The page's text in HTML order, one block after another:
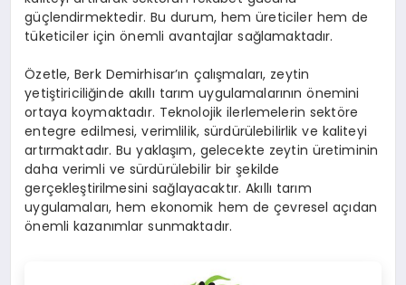
güçlendirmektedir. Bu durum, hem üreticiler hem de
tüketiciler için önemli avantajlar sağlamaktadır.
Özetle, Berk Demirhisar’ın çalışmaları, zeytin
yetiştiriciliğinde akıllı tarım uygulamalarının önemini
ortaya koymaktadır. Teknolojik ilerlemelerin sektöre
entegre edilmesi, verimlilik, sürdürülebilirlik ve kaliteyi
artırmaktadır. Bu yaklaşım, gelecekte zeytin üretiminin
daha verimli ve sürdürülebilir bir şekilde
gerçekleştirilmesini sağlayacaktır. Akıllı tarım
uygulamaları, hem ekonomik hem de çevresel açıdan
önemli kazanımlar sunmaktadır.